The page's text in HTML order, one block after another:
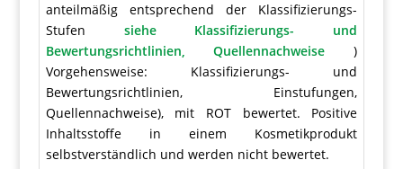
anteilmäßig entsprechend der Klassifizierungs-
Stufen siehe Klassifizierungs- und
Bewertungsrichtlinien, Quellennachweise)
Vorgehensweise: Klassifizierungs- und
Bewertungsrichtlinien, Einstufungen,
Quellennachweise), mit ROT bewertet. Positive
Inhaltsstoffe in einem Kosmetikprodukt
selbstverständlich und werden nicht bewertet.